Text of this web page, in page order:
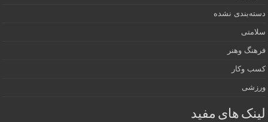
دسته‌بندی نشده
سلامتی
فرهنگ وهنر
کسب وکار
ورزشی
لینک های مفید